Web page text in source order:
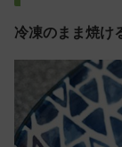
冷凍のまま焼け